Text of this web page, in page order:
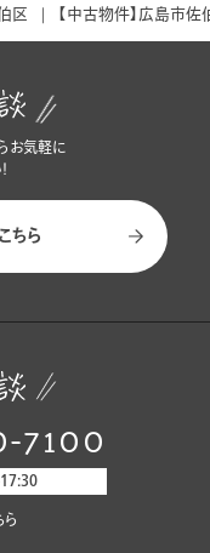
区 【中古物件】広島市
お気軽に
ちら
7100